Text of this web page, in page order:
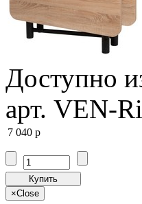
Доступно
арт. VEN-
7 040 p
Купить
×Close